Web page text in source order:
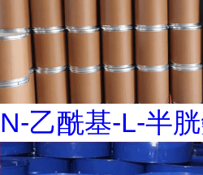
N-乙酰基-L-半